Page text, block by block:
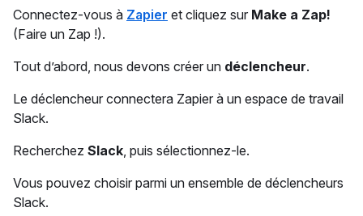
Connectez-vous à Zapier et cliquez sur Make a Zap!
(Faire un Zap !).
Tout d’abord, nous devons créer un déclencheur.
Le déclencheur connectera Zapier à un espace de travail
Slack.
Recherchez Slack , puis sélectionnez-le.
Vous pouvez choisir parmi un ensemble de déclencheurs
Slack.